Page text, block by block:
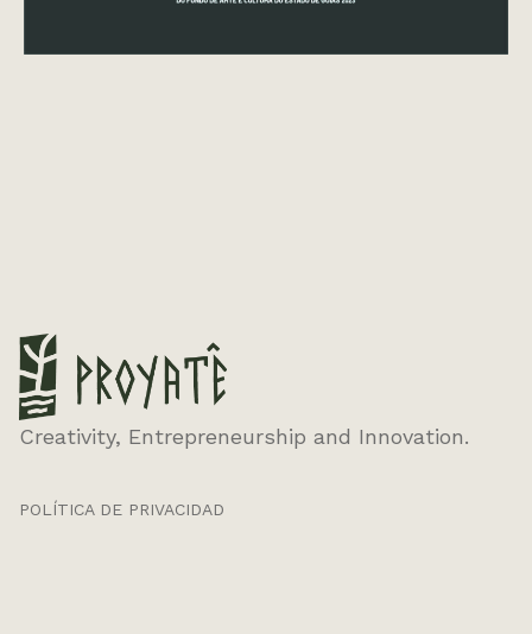
Creativity, Entrepreneurship and Innovation.
POLÍTICA DE PRIVACIDAD